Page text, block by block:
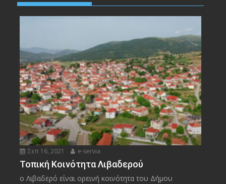
Σεπ 16, 2021 e-servia
Τοπική Κοινότητα Λιβαδερού
ο Λιβαδερό είναι ορεινή κοινότητα του Δήμου